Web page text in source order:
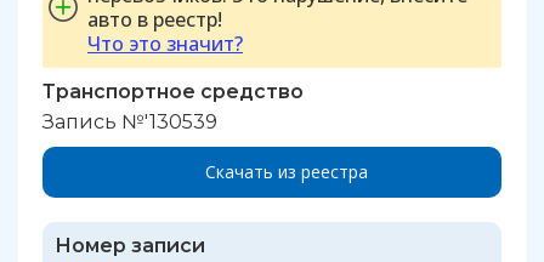
авто в реестр!
Что это значит?
Транспортное средство
Запись №'130539
Скачать из реестра
Номер записи